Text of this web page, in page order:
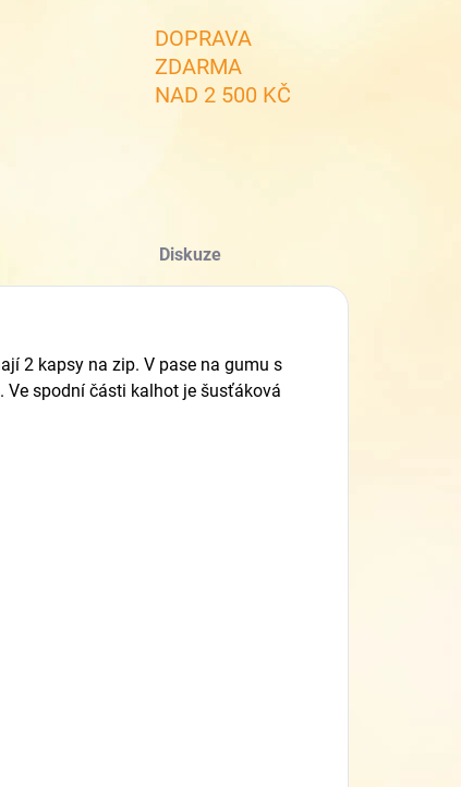
DOPRAVA
ZDARMA
NAD 2 500 KČ
Diskuze
2 kapsy na zip. V pase na gumu s
Ve spodní části kalhot je šusťáková